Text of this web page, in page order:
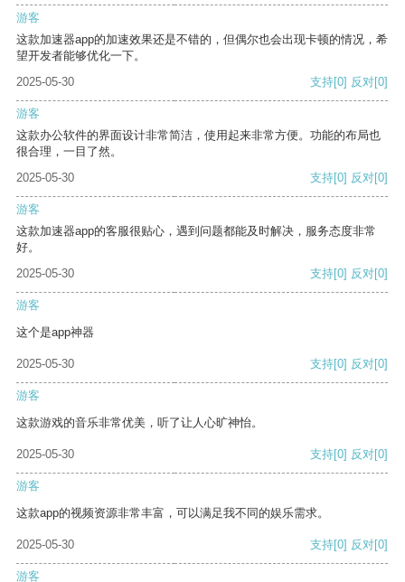
游客
这款加速器app的加速效果还是不错的，但偶尔也会出现卡顿的情况，希
望开发者能够优化一下。
2025-05-30
支持[0] 反对[0]
游客
这款办公软件的界面设计非常简洁，使用起来非常方便。功能的布局也
很合理，一目了然。
2025-05-30
支持[0] 反对[0]
游客
这款加速器app的客服很贴心，遇到问题都能及时解决，服务态度非常
好。
2025-05-30
支持[0] 反对[0]
游客
这个是app神器
2025-05-30 支持[0] 反对[0]
游客
这款游戏的音乐非常优美，听了让人心旷神怡。
2025-05-30 支持[0] 反对[0]
游客
这款app的视频资源非常丰富，可以满足我不同的娱乐需求。
2025-05-30 支持[0] 反对[0]
游客